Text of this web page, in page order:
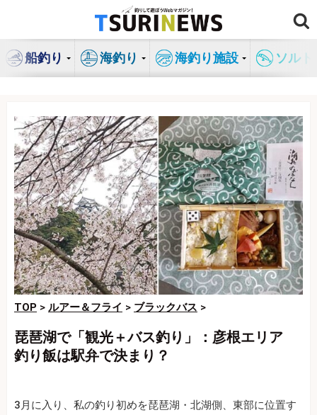
ン
船釣り 海釣り 海釣り施設 ソル
TOP > ルアー＆フライ > ブラックバス >
琵琶湖で「観光＋バス釣り」：彦根エリア
釣り飯は駅弁で決まり？
3月に入り、私の釣り初めを琵琶湖・北湖側、東部に位置す